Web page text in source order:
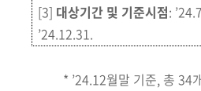
[3] 대상기간 및 기준시점:
’24.12.31.
* ’24.12월말 기준, 총 34